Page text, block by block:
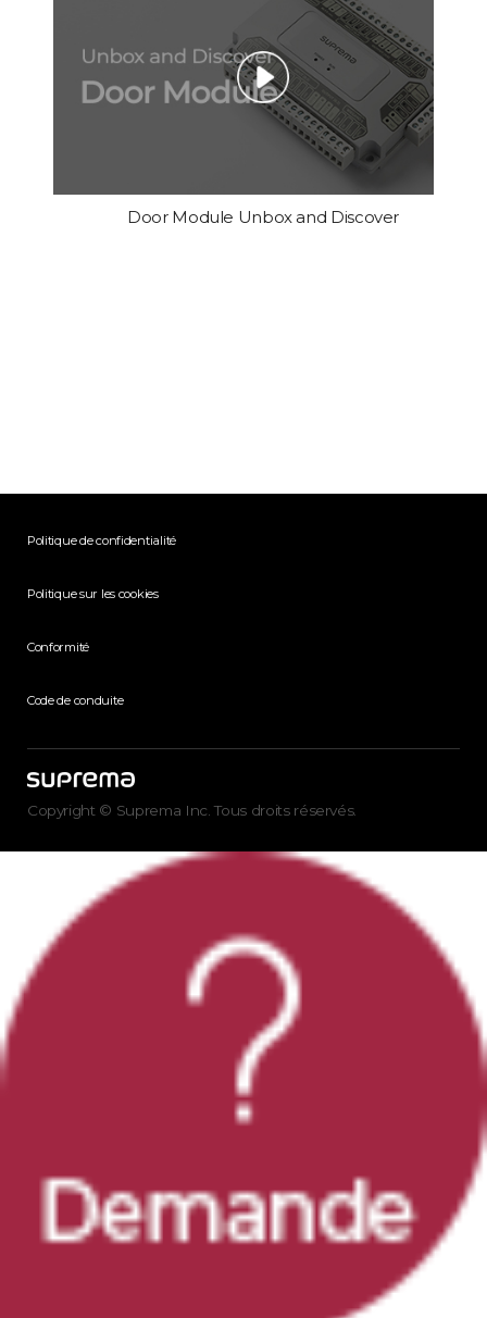
Door Module Unbox and Discover
Politique de confidentialité
Politique sur les cookies
Conformité
Code de conduite
Copyright © Suprema Inc. Tous droits réservés.